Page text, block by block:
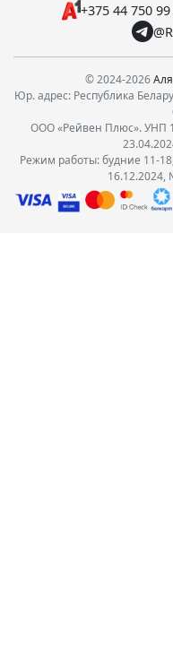
+375 44 750
© 2024-2026
Юр. адрес: Республика
ООО «Рейвен Плюс». УНП
Режим работы: будние 11-
16.12.2024,